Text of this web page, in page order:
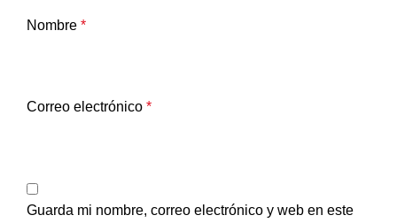
Nombre *
Correo electrónico *
Guarda mi nombre, correo electrónico y web en este